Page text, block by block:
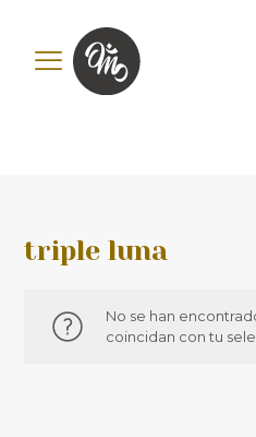
function () { if (!is_checkout()) return;
triple luna
No se han
coincidan con tu